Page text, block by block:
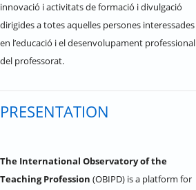
innovació i activitats de formació i divulgació
dirigides a totes aquelles persones interessades
en l’educació i el desenvolupament professional
del professorat.
PRESENTATION
The International Observatory of the
Teaching Profession (OBIPD) is a platform for